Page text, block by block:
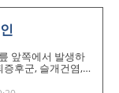
도 이전과 같지 않
40대가 넘는 중년
이 점점 악화되면
신 분들도 많은 것
출시한 다양한 관
앞쪽에서 발생하
후군, 슬개건염,